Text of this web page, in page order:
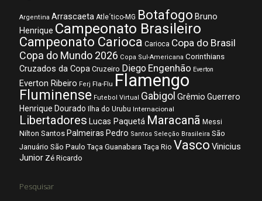
Argentina Arrascaeta Atle´tico-MG Botafogo Bruno
Henrique Campeonato Brasileiro
Campeonato Carioca Carioca Copa do Brasil
Copa do Mundo 2026 Copa Sul-Americana Corinthians
Cruzados da Copa Cruzeiro Diego Engenhão Everton
Everton Ribeiro Ferj Fla-Flu Flamengo
Fluminense Futebol Virtual Gabigol Grêmio Guerrero
Henrique Dourado Ilha do Urubu Internacional
Libertadores Lucas Paquetá Maracanã Messi
Nilton Santos Palmeiras Pedro Santos Seleção Brasileira São
Januário São Paulo Taça Guanabara Taça Rio Vasco Vinicius
Junior Zé Ricardo
Pesquisar